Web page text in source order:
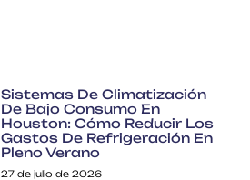
Sistemas De Climatización
De Bajo Consumo En
Houston: Cómo Reducir Los
Gastos De Refrigeración En
Pleno Verano
27 de julio de 2026